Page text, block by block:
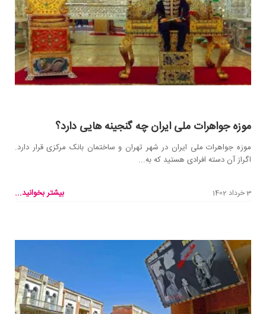
موزه جواهرات ملی ایران چه گنجینه هایی دارد؟
موزه جواهرات ملی ایران در شهر تهران و ساختمان بانک مرکزی قرار دارد.
اگراز آن دسته افرادی هستید که به...
3 خرداد 1402 بیشتر بخوانید...